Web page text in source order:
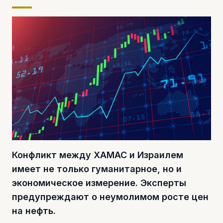
Конфликт между ХАМАС и Израилем
имеет не только гуманитарное, но и
экономическое измерение. Эксперты
предупреждают о неумолимом росте цен
на нефть.